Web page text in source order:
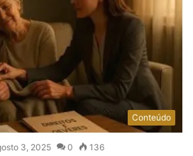
Conteúdo
3, 2025 0 136